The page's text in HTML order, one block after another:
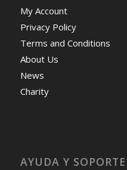
My Account
Privacy Policy
Terms and Conditions
About Us
News
Charity
AYUDA Y SOPORTE